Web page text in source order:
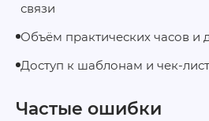
связи
Объём практических часов
Доступ к шаблонам и чек-
Частые ошибки